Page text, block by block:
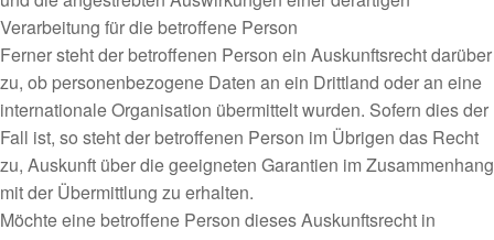
Verarbeitung für die betroffene Person
Ferner steht der betroffenen Person ein Auskunftsrecht darüber
zu, ob personenbezogene Daten an ein Drittland oder an eine
internationale Organisation übermittelt wurden. Sofern dies der
Fall ist, so steht der betroffenen Person im Übrigen das Recht
zu, Auskunft über die geeigneten Garantien im Zusammenhang
mit der Übermittlung zu erhalten.
Möchte eine betroffene Person dieses Auskunftsrecht in